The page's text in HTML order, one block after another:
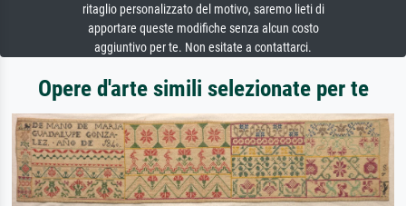
ritaglio personalizzato del motivo, saremo lieti di
apportare queste modifiche senza alcun costo
aggiuntivo per te. Non esitate a contattarci.
Opere d'arte simili selezionate per te